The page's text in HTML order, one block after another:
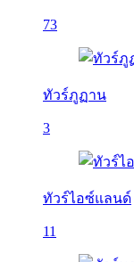
73
ทัวร์ภูฏาน
3
ทัวร์ไอซ์แลนด์
11